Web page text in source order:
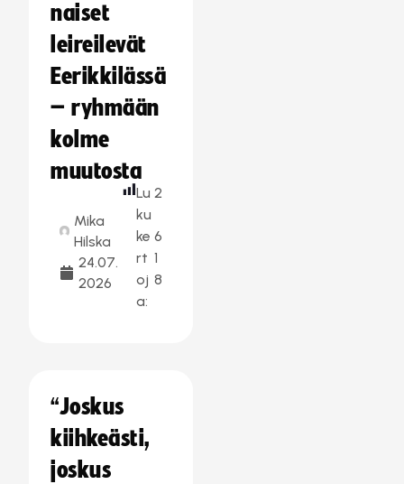
naiset
leireilevät
Eerikkilässä
– ryhmään
kolme
muutosta
Mika
Hilska
24.07.
2026
Lu
ku
ke
rt
oj
a:
2
6
1
8
“Joskus
kiihkeästi,
joskus